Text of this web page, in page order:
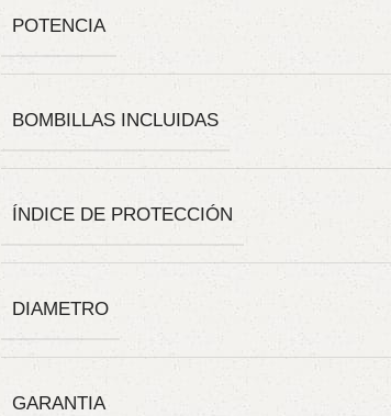
POTENCIA
BOMBILLAS INCLUIDAS
ÍNDICE DE PROTECCIÓN
DIAMETRO
GARANTIA